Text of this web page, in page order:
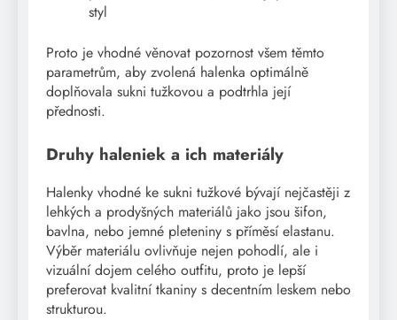
styl
Proto je vhodné věnovat pozornost všem těmto
parametrům, aby zvolená halenka optimálně
doplňovala sukni tužkovou a podtrhla její
přednosti.
Druhy haleniek a ich materiály
Halenky vhodné ke sukni tužkové bývají nejčastěji z
lehkých a prodyšných materiálů jako jsou šifon,
bavlna, nebo jemné pleteniny s příměsí elastanu.
Výběr materiálu ovlivňuje nejen pohodlí, ale i
vizuální dojem celého outfitu, proto je lepší
preferovat kvalitní tkaniny s decentním leskem nebo
strukturou.